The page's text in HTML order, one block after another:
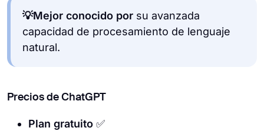
💡Mejor conocido por su avanzada
capacidad de procesamiento de lenguaje
natural.
Precios de ChatGPT
Plan gratuito ✅